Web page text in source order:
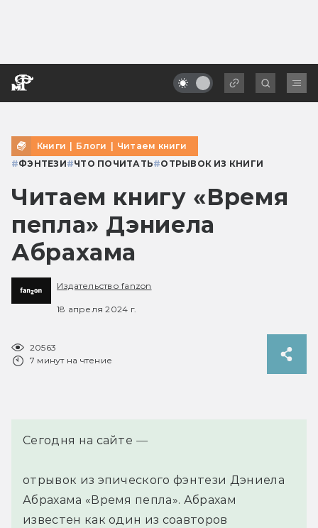
Книги | Блоги | Читаем книги
#ФЭНТЕЗИ#ЧТО ПОЧИТАТЬ#ОТРЫВОК ИЗ КНИГИ
Читаем книгу «Время
пепла» Дэниела
Абрахама
Издательство fanzon
18 апреля 2024 г.
20563
7 минут на чтение
Сегодня на сайте —
отрывок из эпического фэнтези Дэниела
Абрахама «Время пепла». Абрахам
известен как один из соавторов